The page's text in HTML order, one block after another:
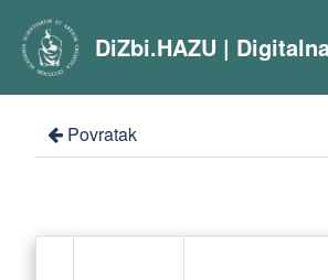
DiZbi.HAZU |
Povratak